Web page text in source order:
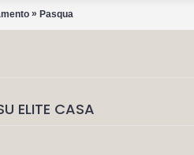
» Pasqua
ELITE CASA